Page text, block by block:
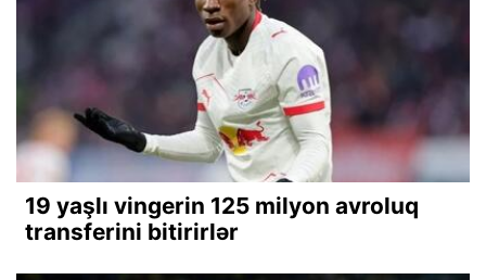
19 yaşlı vingerin 125 milyon avroluq
transferini bitirirlər